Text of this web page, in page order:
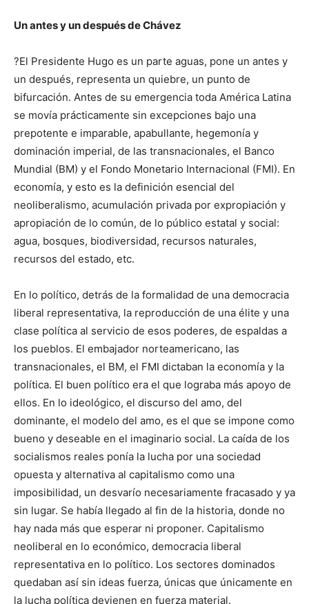
Un antes y un después de Chávez
?El Presidente Hugo es un parte aguas, pone un antes y
un después, representa un quiebre, un punto de
bifurcación. Antes de su emergencia toda América Latina
se movía prácticamente sin excepciones bajo una
prepotente e imparable, apabullante, hegemonía y
dominación imperial, de las transnacionales, el Banco
Mundial (BM) y el Fondo Monetario Internacional (FMI). En
economía, y esto es la definición esencial del
neoliberalismo, acumulación privada por expropiación y
apropiación de lo común, de lo público estatal y social:
agua, bosques, biodiversidad, recursos naturales,
recursos del estado, etc.
En lo político, detrás de la formalidad de una democracia
liberal representativa, la reproducción de una élite y una
clase política al servicio de esos poderes, de espaldas a
los pueblos. El embajador norteamericano, las
transnacionales, el BM, el FMI dictaban la economía y la
política. El buen político era el que lograba más apoyo de
ellos. En lo ideológico, el discurso del amo, del
dominante, el modelo del amo, es el que se impone como
bueno y deseable en el imaginario social. La caída de los
socialismos reales ponía la lucha por una sociedad
opuesta y alternativa al capitalismo como una
imposibilidad, un desvarío necesariamente fracasado y ya
sin lugar. Se había llegado al fin de la historia, donde no
hay nada más que esperar ni proponer. Capitalismo
neoliberal en lo económico, democracia liberal
representativa en lo político. Los sectores dominados
quedaban así sin ideas fuerza, únicas que únicamente en
la lucha política devienen en fuerza material.